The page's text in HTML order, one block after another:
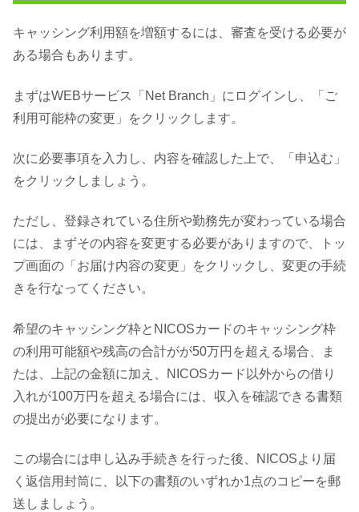
キャッシング利用額を増額するには、審査を受ける必要が
ある場合もあります。
まずはWEBサービス「Net Branch」にログインし、「ご
利用可能枠の変更」をクリックします。
次に必要事項を入力し、内容を確認した上で、「申込む」
をクリックしましょう。
ただし、登録されている住所や勤務先が変わっている場合
には、まずその内容を変更する必要がありますので、トッ
プ画面の「お届け内容の変更」をクリックし、変更の手続
きを行なってください。
希望のキャッシング枠とNICOSカードのキャッシング枠
の利用可能額や残高の合計がが50万円を超える場合、ま
たは、上記の金額に加え、NICOSカード以外からの借り
入れが100万円を超える場合には、収入を確認できる書類
の提出が必要になります。
この場合には申し込み手続きを行った後、NICOSより届
く返信用封筒に、以下の書類のいずれか1点のコピーを郵
送しましょう。